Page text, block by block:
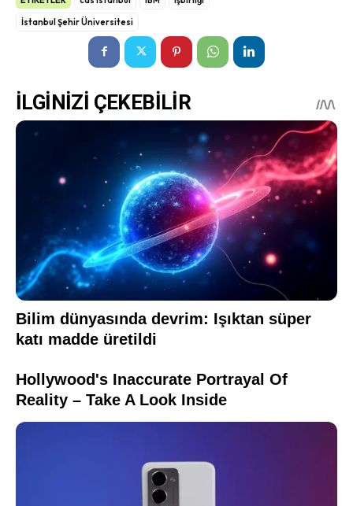
İstanbul Şehir Üniversitesi